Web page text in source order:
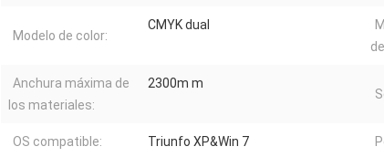
Modelo de color:
CMYK dual
Anchura máxima de
los materiales:
2300m m
OS compatible: Triunfo XP&Win 7